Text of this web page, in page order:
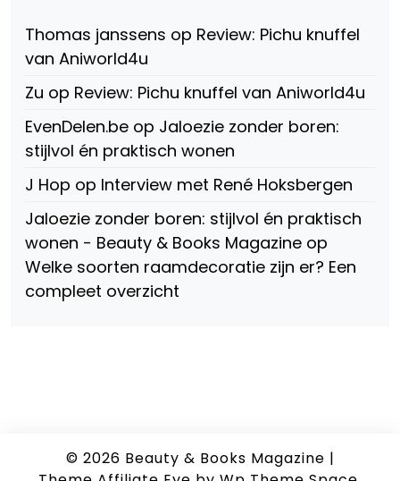
Facebook
Thomas janssens op Review: Pichu knuffel
van Aniworld4u
Zu op Review: Pichu knuffel van Aniworld4u
EvenDelen.be op Jaloezie zonder boren:
stijlvol én praktisch wonen
J Hop op Interview met René Hoksbergen
Jaloezie zonder boren: stijlvol én praktisch
wonen - Beauty & Books Magazine op
Welke soorten raamdecoratie zijn er? Een
compleet overzicht
© 2026 Beauty & Books Magazine |